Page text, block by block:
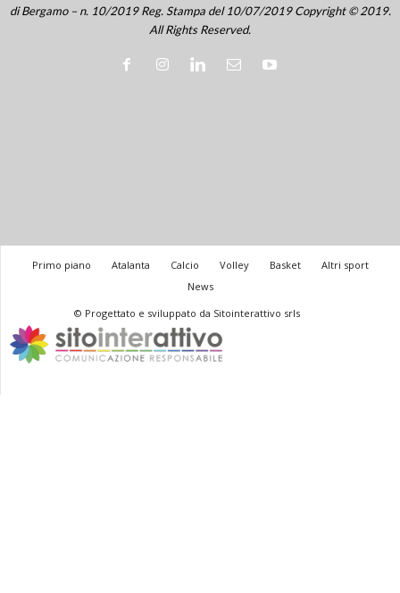
di Bergamo – n. 10/2019 Reg. Stampa del 10/07/2019 Copyright © 2019.
All Rights Reserved.
Primo piano Atalanta Calcio Volley Basket
Altri sport
News
© Progettato e sviluppato da Sitointerattivo srls